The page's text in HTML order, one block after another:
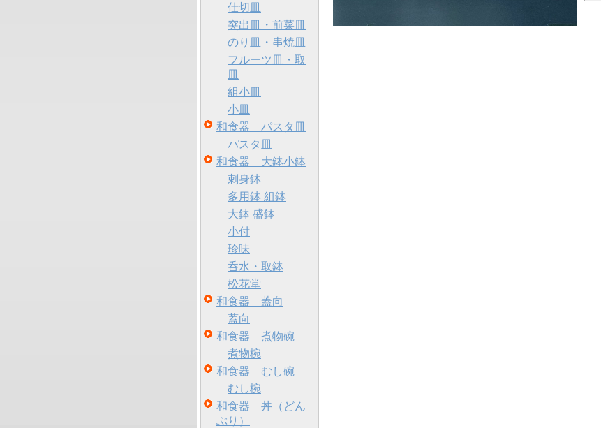
仕切皿
突出皿・前菜皿
のり皿・串焼皿
フルーツ皿・取
皿
組小皿
小皿
和食器 パスタ皿
パスタ皿
和食器 大鉢小鉢
刺身鉢
多用鉢 組鉢
大鉢 盛鉢
小付
珍味
呑水・取鉢
松花堂
和食器 蓋向
蓋向
和食器 煮物碗
煮物椀
和食器 むし碗
むし椀
和食器 丼（どん
ぶり）